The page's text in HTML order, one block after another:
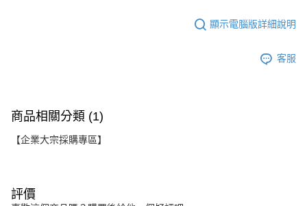
顯示電腦版詳細說明
客服
商品相關分類 (1)
【企業大宗採購專區】
評價